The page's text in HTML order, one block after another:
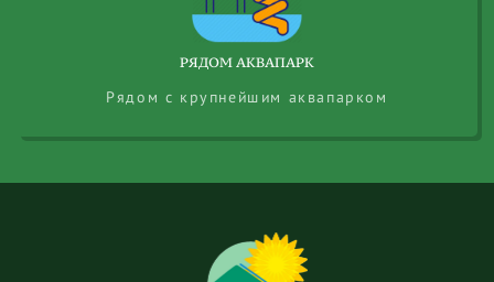
РЯДОМ АКВАПАРК
Рядом с крупнейшим аквапарком